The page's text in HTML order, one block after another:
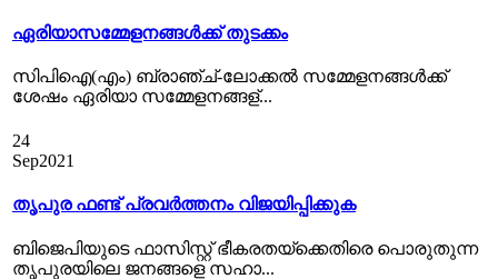
ഏരിയാസമ്മേളനങ്ങൾക്ക് തുടക്കം
സിപിഐ(എം) ബ്രാഞ്ച്-ലോക്കല്‍ സമ്മേളനങ്ങള്‍ക്ക്
ശേഷം ഏരിയാ സമ്മേളനങ്ങള്...
24
Sep2021
തൃപുര ഫണ്ട് പ്രവര്‍ത്തനം വിജയിപ്പിക്കുക
ബിജെപിയുടെ ഫാസിസ്റ്റ് ഭീകരതയ്ക്കെതിരെ പൊരുതുന്ന
തൃപുരയിലെ ജനങ്ങളെ സഹാ...